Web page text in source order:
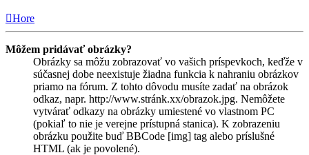
Hore
Môžem pridávať obrázky?
Obrázky sa môžu zobrazovať vo vašich príspevkoch, keďže v
súčasnej dobe neexistuje žiadna funkcia k nahraniu obrázkov
priamo na fórum. Z tohto dôvodu musíte zadať na obrázok
odkaz, napr. http://www.stránk.xx/obrazok.jpg. Nemôžete
vytvárať odkazy na obrázky umiestené vo vlastnom PC
(pokiaľ to nie je verejne prístupná stanica). K zobrazeniu
obrázku použite buď BBCode [img] tag alebo príslušné
HTML (ak je povolené).